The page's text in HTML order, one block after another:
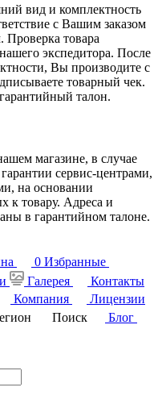
вид и комплектность
с Вашим заказом
товара
экспедитора. После
Вы производите с
товарный чек.
талон.
магазине, в случае
сервис-центрами,
на основании
к товару. Адреса и
в гарантийном талоне.
0 Избранные
Галерея
Контакты
Компания
Лицензии
Поиск
Блог